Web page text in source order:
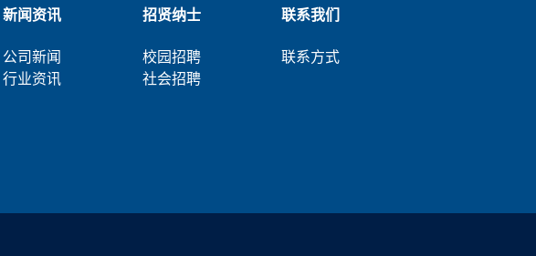
新闻资讯
公司新闻
行业资讯
招贤纳士
校园招聘
社会招聘
联系我们
联系方式